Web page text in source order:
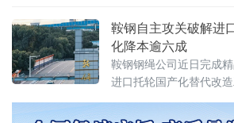
号FXN3C型内燃机车是
干线货运主力装备。
鞍钢自主攻关破解进
化降本逾六成
鞍钢钢绳公司近日完成
进口托轮国产化替代改
行提供坚实硬件保障。